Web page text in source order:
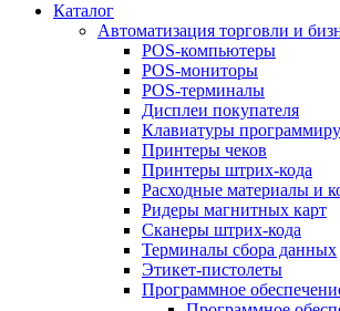
Каталог
Автоматизация торговли и
POS-компьютеры
POS-мониторы
POS-терминалы
Дисплеи покупателя
Клавиатуры
Принтеры чеков
Принтеры штрих-кода
Расходные материалы и
Ридеры магнитных карт
Сканеры штрих-кода
Терминалы сбора данных
Этикет-пистолеты
Программное